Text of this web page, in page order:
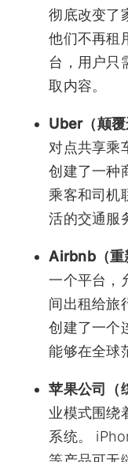
彻底改变了
他们不再租
台，用户只
取内容。
Uber（颠覆
对点共享乘
创建了一种
乘客和司机
活的交通服
Airbnb（重
一个平台，
间出租给旅
创建了一个
能够在全球
苹果公司（
业模式围绕
系统。